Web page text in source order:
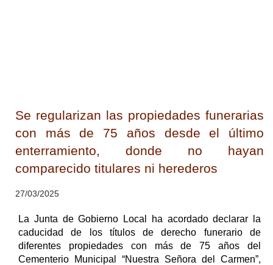
Se regularizan las propiedades funerarias
con más de 75 años desde el último
enterramiento, donde no hayan
comparecido titulares ni herederos
27/03/2025
La Junta de Gobierno Local ha acordado declarar la
caducidad de los títulos de derecho funerario de
diferentes propiedades con más de 75 años del
Cementerio Municipal “Nuestra Señora del Carmen”,